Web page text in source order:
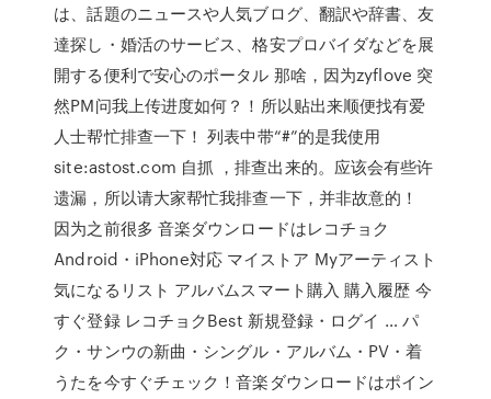
は、話題のニュースや人気ブログ、翻訳や辞書、友
達探し・婚活のサービス、格安プロバイダなどを展
開する便利で安心のポータル 那啥，因为zyflove 突
然PM问我上传进度如何？！所以贴出来顺便找有爱
人士帮忙排查一下！ 列表中带“#”的是我使用
site:astost.com 自抓 ，排查出来的。应该会有些许
遗漏，所以请大家帮忙我排查一下，并非故意的！
因为之前很多 音楽ダウンロードはレコチョク
Android・iPhone対応 マイストア Myアーティスト
気になるリスト アルバムスマート購入 購入履歴 今
すぐ登録 レコチョクBest 新規登録・ログイ … パ
ク・サンウの新曲・シングル・アルバム・PV・着
うたを今すぐチェック！音楽ダウンロードはポイン